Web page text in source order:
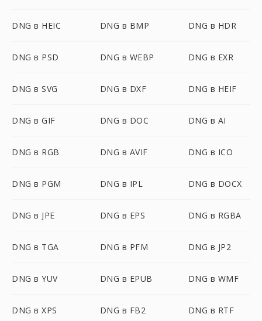
DNG в HEIC DNG в BMP DNG в HDR
DNG в PSD DNG в WEBP DNG в EXR
DNG в SVG DNG в DXF DNG в HEIF
DNG в GIF DNG в DOC DNG в AI
DNG в RGB DNG в AVIF DNG в ICO
DNG в PGM DNG в IPL DNG в DOCX
DNG в JPE DNG в EPS DNG в RGBA
DNG в TGA DNG в PFM DNG в JP2
DNG в YUV DNG в EPUB DNG в WMF
DNG в XPS DNG в FB2 DNG в RTF